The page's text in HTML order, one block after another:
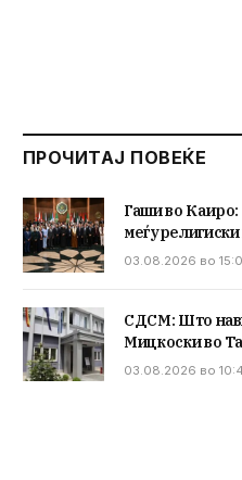
ПРОЧИТАЈ ПОВЕЌЕ
Гаши во
03.08.2026 во
СДСМ: Што
Мицкоски во
03.08.2026 во